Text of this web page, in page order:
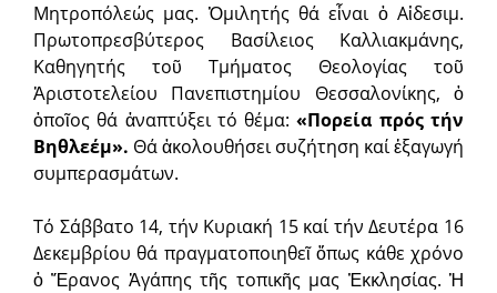
Μητροπόλεώς μας. Ὁμιλητής θά εἶναι ὁ Αἰδεσιμ.
Πρωτοπρεσβύτερος Βασίλειος Καλλιακμάνης,
Καθηγητής τοῦ Τμήματος Θεολογίας τοῦ
Ἀριστοτελείου Πανεπιστημίου Θεσσαλονίκης, ὁ
ὁποῖος θά ἀναπτύξει τό θέμα:«Πορεία πρός τήν
Βηθλεέμ». Θά ἀκολουθήσει συζήτηση καί ἐξαγωγή
συμπερασμάτων.
Τό Σάββατο 14, τήν Κυριακή 15 καί τήν Δευτέρα 16
Δεκεμβρίου θά πραγματοποιηθεῖ ὅπως κάθε χρόνο
ὁ Ἔρανος Ἀγάπης τῆς τοπικῆς μας Ἐκκλησίας. Ἡ